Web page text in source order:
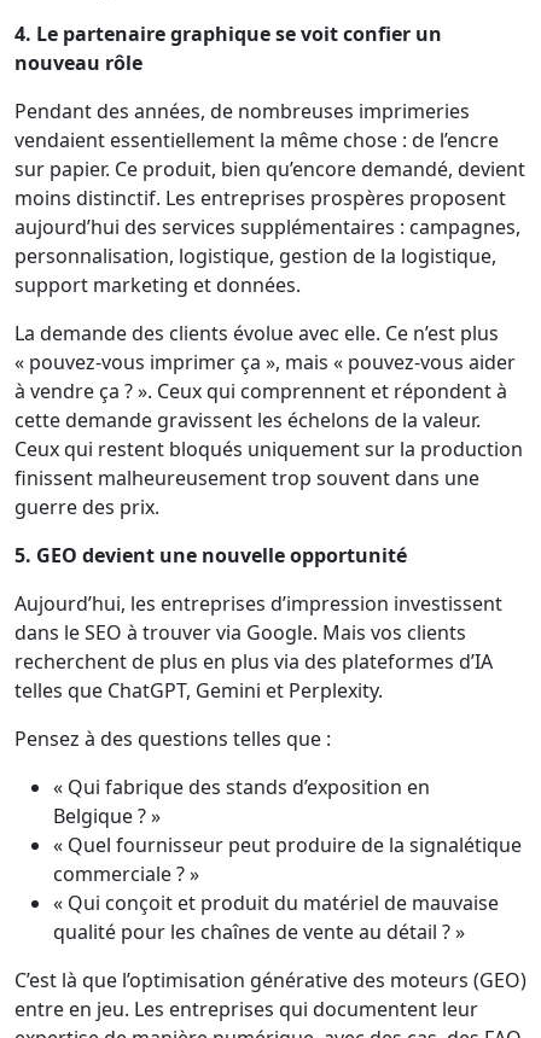
4. Le partenaire graphique se voit confier un
nouveau rôle
Pendant des années, de nombreuses imprimeries
vendaient essentiellement la même chose : de l’encre
sur papier. Ce produit, bien qu’encore demandé, devient
moins distinctif. Les entreprises prospères proposent
aujourd’hui des services supplémentaires : campagnes,
personnalisation, logistique, gestion de la logistique,
support marketing et données.
La demande des clients évolue avec elle. Ce n’est plus
« pouvez-vous imprimer ça », mais « pouvez-vous aider
à vendre ça ? ». Ceux qui comprennent et répondent à
cette demande gravissent les échelons de la valeur.
Ceux qui restent bloqués uniquement sur la production
finissent malheureusement trop souvent dans une
guerre des prix.
5. GEO devient une nouvelle opportunité
Aujourd’hui, les entreprises d’impression investissent
dans le SEO à trouver via Google. Mais vos clients
recherchent de plus en plus via des plateformes d’IA
telles que ChatGPT, Gemini et Perplexity.
Pensez à des questions telles que :
« Qui fabrique des stands d’exposition en
Belgique ? »
« Quel fournisseur peut produire de la signalétique
commerciale ? »
« Qui conçoit et produit du matériel de mauvaise
qualité pour les chaînes de vente au détail ? »
C’est là que l’optimisation générative des moteurs (GEO)
entre en jeu. Les entreprises qui documentent leur